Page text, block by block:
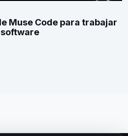
Muse Code para trabajar